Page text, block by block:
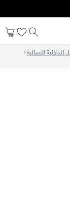
النسائية